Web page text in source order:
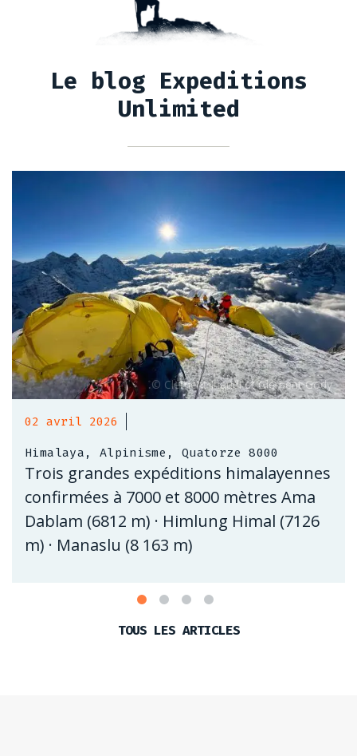
Le blog Expeditions
Unlimited
02 avril 2026
Himalaya, Alpinisme, Quatorze 8000
Trois grandes expéditions himalayennes
confirmées à 7000 et 8000 mètres Ama
Dablam (6812 m) · Himlung Himal (7126
m) · Manaslu (8 163 m)
TOUS LES ARTICLES